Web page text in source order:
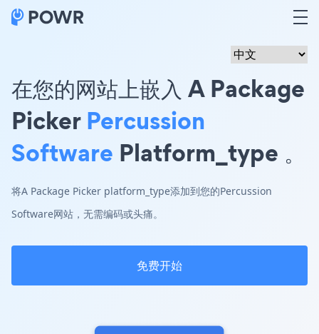
在您的网站上嵌入 A Package
PickerPercussion
Software Platform_type 。
将A Package Picker platform_type添加到您的Percussion
Software网站，无需编码或头痛。
免费开始